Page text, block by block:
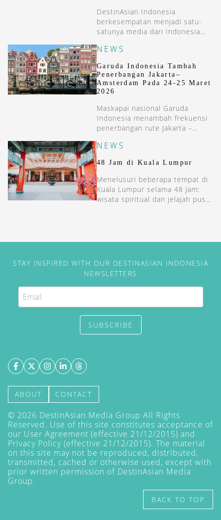
DestinAsian Indonesia
berkesempatan menjadi satu-
satunya media dari Indonesia
Royal Caribbean-Legend of the
Seas dari Malaga, Spanyol ke
Roma, Italia.
NEWS
Garuda Indonesia Tambah
Penerbangan Jakarta–
Amsterdam Pada 24-25 Maret
2026
Maskapai nasional Garuda
Indonesia menambah frekuensi
penerbangan rute Jakarta –
2026.
NEWS
48 Jam di Kuala Lumpur
Menelusuri beberapa tempat di
Kuala Lumpur selama 48 Jam:
wisata spiritual dan jelajah pusat
STAY INSPIRED WITH OUR DESTINASIAN INDONESIA
NEWSLETTERS
SUBSCRIBE
ABOUT CONTACT
© 2026 DestinAsian Media Group All Rights
Reserved. Use of this site constitutes acceptance of
our User Agreement (effective 21/12/2015) and
Privacy Policy (effective 21/12/2015). The material
on this site may not be reproduced, distributed,
transmitted, cached or otherwise used, except with
prior written permission of DestinAsian Media
Group.
BACK TO TOP